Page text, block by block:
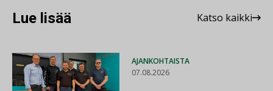
Lue lisää Katso kaikki
AJANKOHTAISTA
07.08.2026